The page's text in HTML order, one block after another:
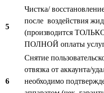
5
Чистка/
после воздействия
(производится
ПОЛНОЙ оплаты
6
Снятие
отвязка от аккаунта/
необходимо